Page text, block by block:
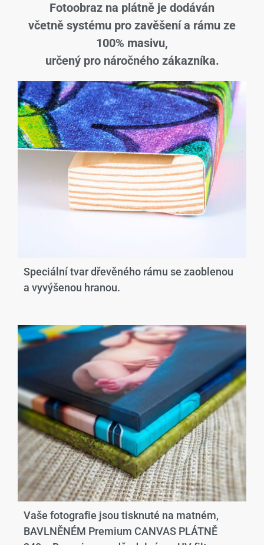
Fotoobraz na plátně je dodáván
včetně systému pro zavěšení a rámu ze
100% masivu,
určený pro náročného zákazníka.
Speciální tvar dřevěného rámu se zaoblenou
a vyvýšenou hranou.​
Vaše fotografie jsou tisknuté na matném,
BAVLNĚNÉM Premium CANVAS PLÁTNĚ